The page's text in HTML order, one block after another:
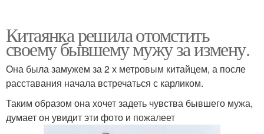
Китаянка решила отомстить
своему бывшему мужу за измену.
Она была замужем за 2 х метровым китайцем, а после
расставания начала встречаться с карликом.
Таким образом она хочет задеть чувства бывшего мужа,
думает он увидит эти фото и пожалеет